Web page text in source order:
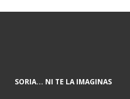
SORIA... NI TE LA IMAGINAS